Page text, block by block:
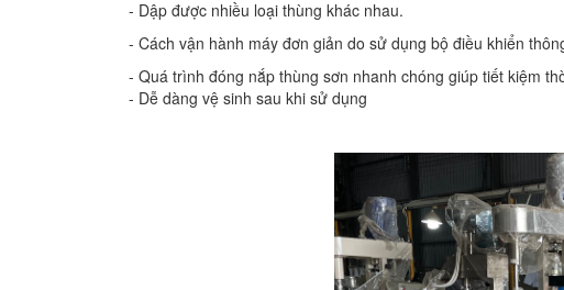
- Dập được nhiều loại thùng khác nhau.
- Cách vận hành máy đơn giản do sử dụng bộ điều khiển
- Quá trình đóng nắp thùng sơn nhanh chóng giúp tiết kiệm
- Dễ dàng vệ sinh sau khi sử dụng